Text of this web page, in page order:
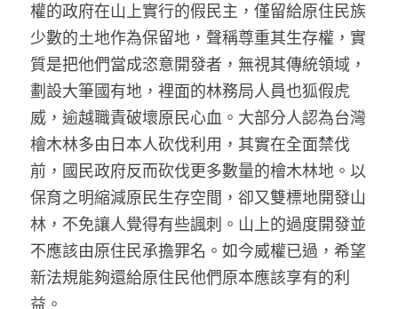
權的政府在山上實行的假民主，僅留給原住民族
少數的土地作為保留地，聲稱尊重其生存權，實
質是把他們當成恣意開發者，無視其傳統領域，
劃設大筆國有地，裡面的林務局人員也狐假虎
威，逾越職責破壞原民心血。大部分人認為台灣
檜木林多由日本人砍伐利用，其實在全面禁伐
前，國民政府反而砍伐更多數量的檜木林地。以
保育之明縮減原民生存空間，卻又雙標地開發山
林，不免讓人覺得有些諷刺。山上的過度開發並
不應該由原住民承擔罪名。如今威權已過，希望
新法規能夠還給原住民他們原本應該享有的利
益。